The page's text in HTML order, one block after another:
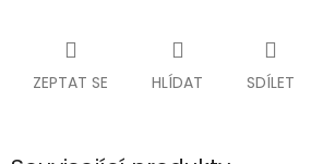
ZEPTAT SE HLÍDAT SDÍLET